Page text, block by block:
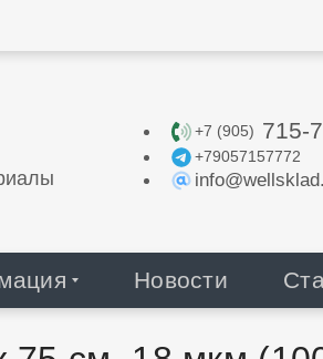
+7 (905) 715-
+79057157772
Новости